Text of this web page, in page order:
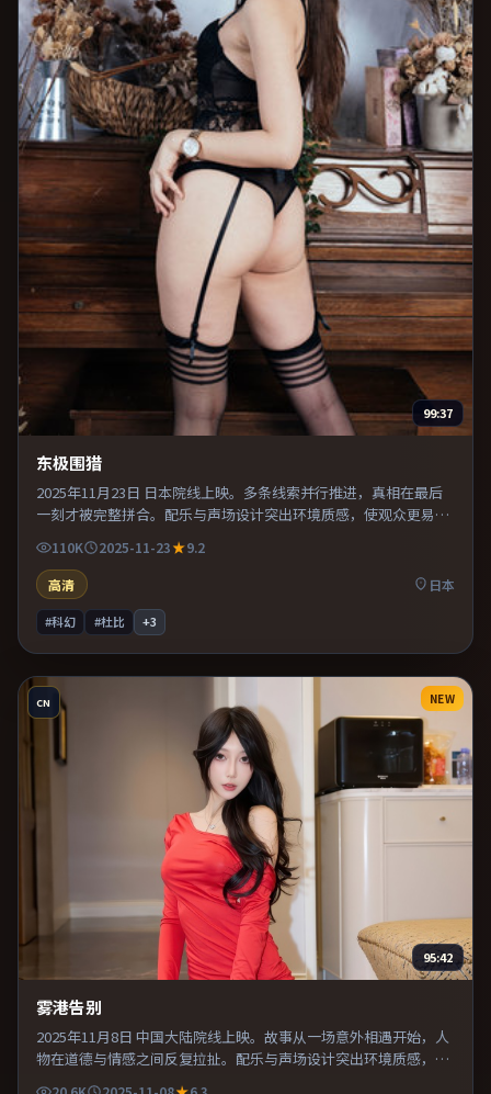
99:37
东极围猎
2025年11月23日 日本院线上映。多条线索并行推进，真相在最后
一刻才被完整拼合。配乐与声场设计突出环境质感，使观众更易沉
浸其中。整体完成度较高，适合周末一口气看完。
110K 2025-11-23
9.2
高清
日本
#科幻 #杜比 +3
CN NEW
95:42
雾港告别
2025年11月8日 中国大陆院线上映。故事从一场意外相遇开始，人
物在道德与情感之间反复拉扯。配乐与声场设计突出环境质感，使
观众更易沉浸其中。片尾留白意味深长，值得二刷细品台词与构